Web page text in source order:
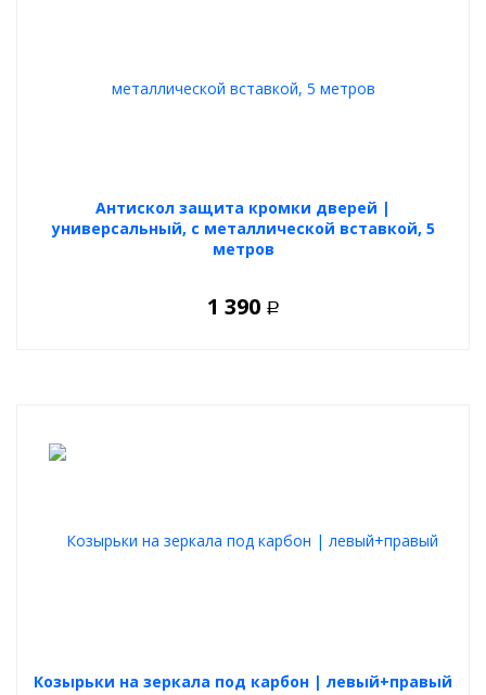
Антискол защита кромки дверей |
универсальный, с металлической вставкой, 5
метров
1 390 Р
Козырьки на зеркала под карбон | левый+правый